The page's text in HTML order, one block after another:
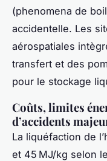
(phenomena de
accidentelle. Les
aérospatiales
transfert et des
pour le stockage
Coûts, limites
d’accidents
La liquéfaction de
et 45 MJ/kg selon